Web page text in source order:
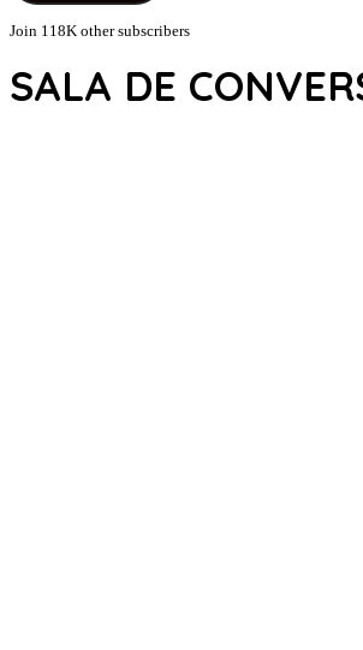
Join 118K other subscribers
SALA DE